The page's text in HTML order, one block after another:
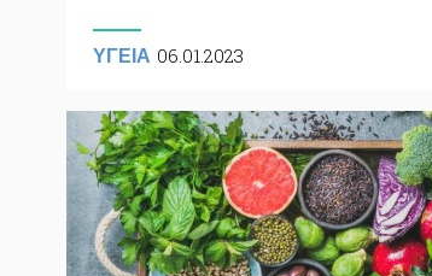
ΥΓΕΙΑ 06.01.2023